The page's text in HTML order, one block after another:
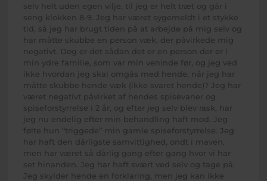
selv helt uden egen vilje, til jeg er helt træt og går i
seng klokken 8-9. Jeg har været sygemeldt i et stykke
tid, så jeg har brugt tiden på at arbejde på mig selv og
har måtte skubbe en person væk, der påvirkede mig
negativt. Dog er det sådan det er en person der er i
min ydre familie, som var min veninde før, og jeg ved
ikke hvordan jeg skal omgås med hende, når jeg har
måtte skubbe hende væk (ikke svaret hende)? Jeg har
været negativt påvirket af hendes spisevaner og
spiseforstyrrelse i 2 år, og efter jeg selv blev rask, har
jeg nu endelig efter min behandling haft mod. Jeg
følte hun “triggede” min gamle spiseforstyrrelse. Jeg
har haft den dårligste samvittighed, ondt i maven,
men har været så dårlig gang efter gang hvor vi har
set hinanden. Jeg har haft svært ved selv og tage på.
Jeg skylder hende en forklaring, men jeg kan ikke